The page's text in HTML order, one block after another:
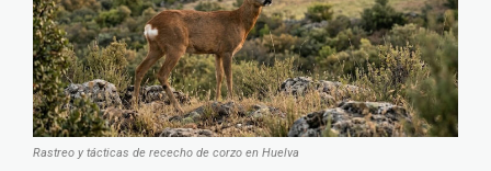
Rastreo y tácticas de rececho de corzo en Huelva